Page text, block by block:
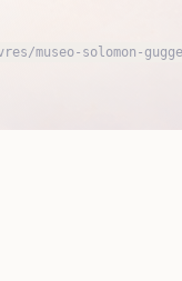
museo-solomon-